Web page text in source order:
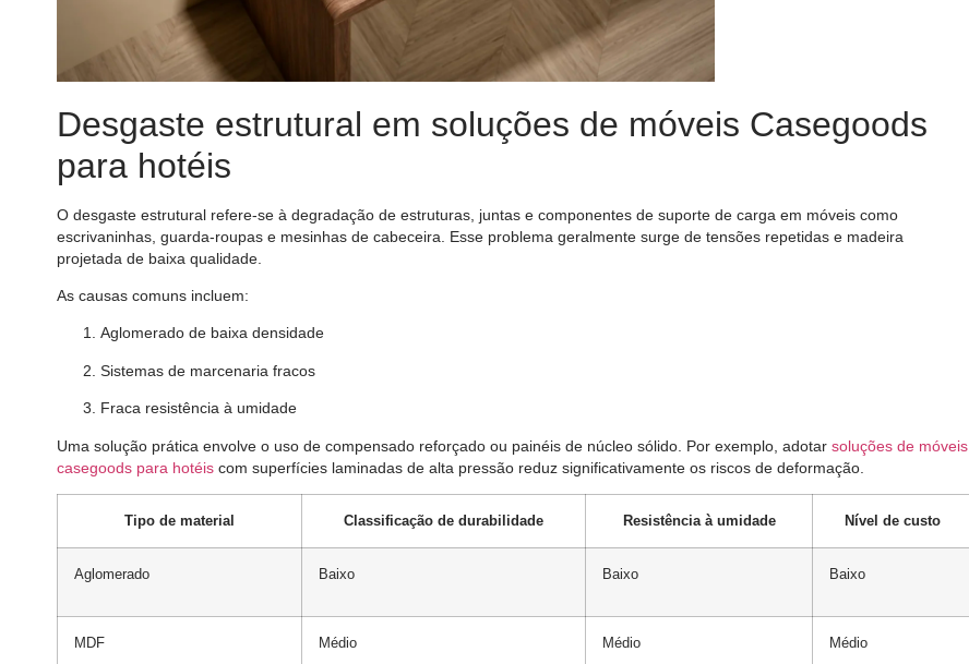
Desgaste estrutural em soluções de móveis Casegoods
para hotéis
O desgaste estrutural refere-se à degradação de estruturas, juntas e componentes de suporte de carga em móveis como
escrivaninhas, guarda-roupas e mesinhas de cabeceira. Esse problema geralmente surge de tensões repetidas e madeira
projetada de baixa qualidade.
As causas comuns incluem:
Aglomerado de baixa densidade
Sistemas de marcenaria fracos
Fraca resistência à umidade
Uma solução prática envolve o uso de compensado reforçado ou painéis de núcleo sólido. Por exemplo, adotar soluções de móveis
casegoods para hotéis com superfícies laminadas de alta pressão reduz significativamente os riscos de deformação.
Tipo de material Classificação de durabilidade Resistência à umidade Nível de custo
Aglomerado Baixo Baixo Baixo
MDF Médio Médio Médio